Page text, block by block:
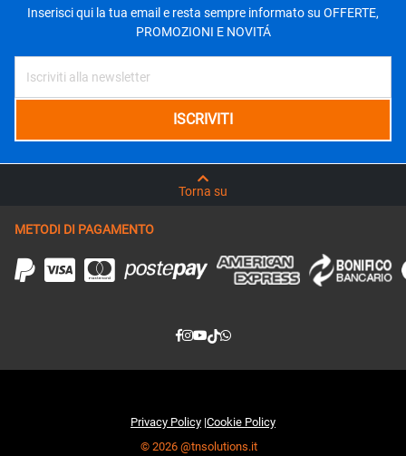
Inserisci qui la tua email e resta sempre informato su OFFERTE,
PROMOZIONI E NOVITÁ
Torna su
METODI DI PAGAMENTO
Privacy Policy |Cookie Policy
© 2026 @tnsolutions.it